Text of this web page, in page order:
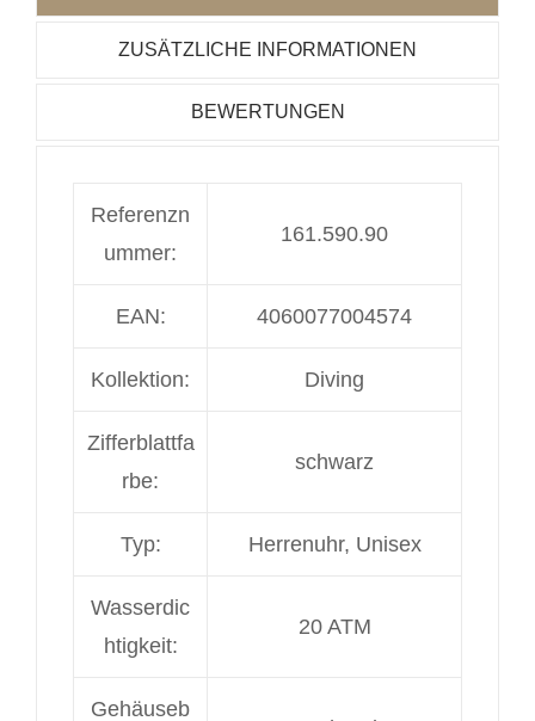
ZUSÄTZLICHE INFORMATIONEN
BEWERTUNGEN
Referenzn
ummer:
161.590.90
EAN: 4060077004574
Kollektion: Diving
Zifferblattfa
rbe:
schwarz
Typ: Herrenuhr, Unisex
Wasserdic
htigkeit:
20 ATM
Gehäuseb